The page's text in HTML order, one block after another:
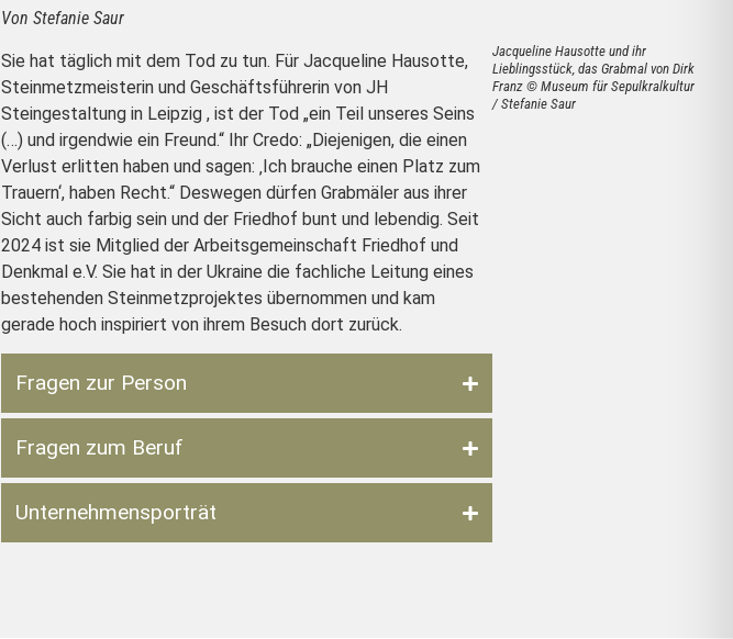
Von Stefanie Saur
Sie hat täglich mit dem Tod zu tun. Für Jacqueline Hausotte,
Steinmetzmeisterin und Geschäftsführerin von JH
Steingestaltung in Leipzig , ist der Tod „ein Teil unseres Seins
(…) und irgendwie ein Freund.“ Ihr Credo: „Diejenigen, die einen
Verlust erlitten haben und sagen: ‚Ich brauche einen Platz zum
Trauern‘, haben Recht.“ Deswegen dürfen Grabmäler aus ihrer
Sicht auch farbig sein und der Friedhof bunt und lebendig. Seit
2024 ist sie Mitglied der Arbeitsgemeinschaft Friedhof und
Denkmal e.V. Sie hat in der Ukraine die fachliche Leitung eines
bestehenden Steinmetzprojektes übernommen und kam
gerade hoch inspiriert von ihrem Besuch dort zurück.
Fragen zur Person
Fragen zum Beruf
Unternehmensporträt
Jacqueline Hausotte und ihr
Lieblingsstück, das Grabmal von Dirk
Franz © Museum für Sepulkralkultur
/ Stefanie Saur